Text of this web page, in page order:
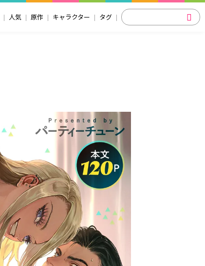
人気 原作 キャラクター タグ